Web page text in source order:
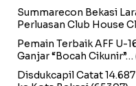
Summarecon Bekasi
Perluasan Club House
Pemain Terbaik AFF U-
Ganjar “Bocah Cikunir”…
Disdukcapil Catat